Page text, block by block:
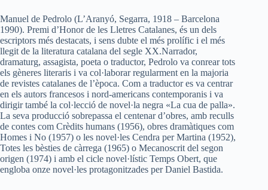
Manuel de Pedrolo (L’Aranyó, Segarra, 1918 – Barcelona
1990). Premi d’Honor de les Lletres Catalanes, és un dels
escriptors més destacats, i sens dubte el més prolífic i el més
llegit de la literatura catalana del segle XX.Narrador,
dramaturg, assagista, poeta o traductor, Pedrolo va conrear tots
els gèneres literaris i va col·laborar regularment en la majoria
de revistes catalanes de l’època. Com a traductor es va centrar
en els autors francesos i nord-americans contemporanis i va
dirigir també la col·lecció de novel·la negra «La cua de palla».
La seva producció sobrepassa el centenar d’obres, amb reculls
de contes com Crèdits humans (1956), obres dramàtiques com
Homes i No (1957) o les novel·les Cendra per Martina (1952),
Totes les bèsties de càrrega (1965) o Mecanoscrit del segon
origen (1974) i amb el cicle novel·lístic Temps Obert, que
engloba onze novel·les protagonitzades per Daniel Bastida.